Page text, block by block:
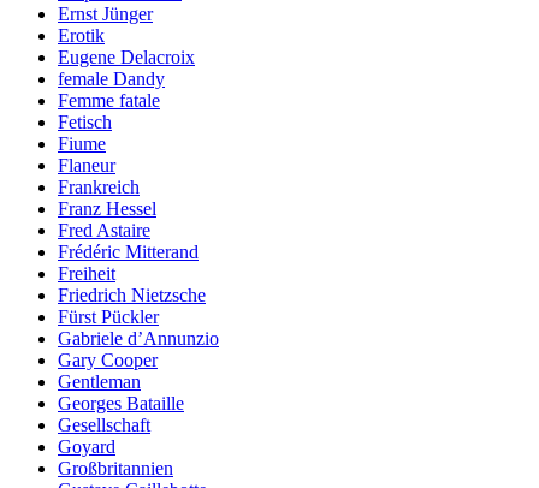
Ernst Jünger
Erotik
Eugene Delacroix
female Dandy
Femme fatale
Fetisch
Fiume
Flaneur
Frankreich
Franz Hessel
Fred Astaire
Frédéric Mitterand
Freiheit
Friedrich Nietzsche
Fürst Pückler
Gabriele d’Annunzio
Gary Cooper
Gentleman
Georges Bataille
Gesellschaft
Goyard
Großbritannien